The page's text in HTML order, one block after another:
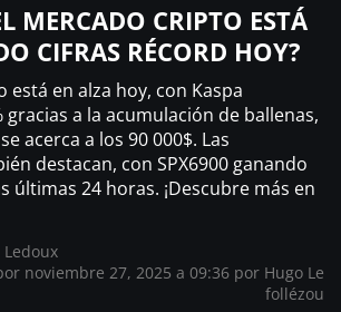
?
MERCADO CRIPTO ESTÁ
CIFRAS RÉCORD HOY?
está en alza hoy, con Kaspa
a la acumulación de ballenas,
acerca a los 90 000$. Las
destacan, con SPX6900 ganando
últimas 24 horas. ¡Descubre más en
Ledoux
noviembre 27, 2025 a 09:36 por Hugo Le
follézou